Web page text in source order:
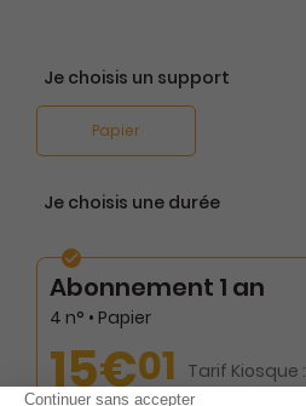
Je choisis un support
Papier
Je choisis une durée
Abonnement 1 an
4 n° • Papier
15€01 Tarif Kiosque :